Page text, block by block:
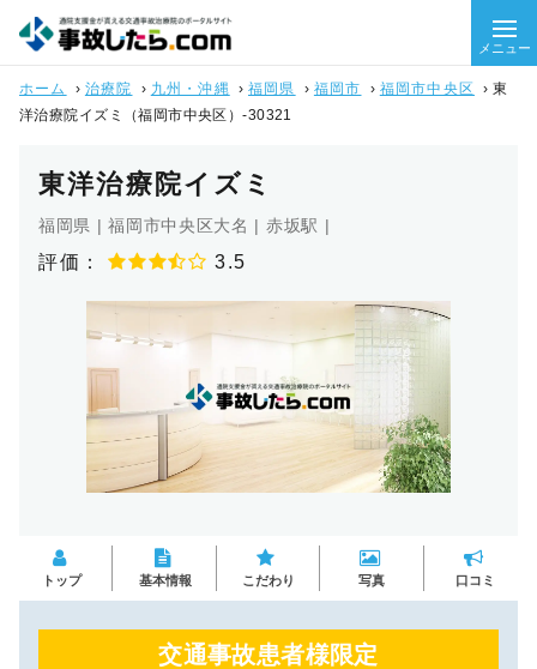
メニュー
ホーム › 治療院 › 九州・沖縄 ›福岡県 › 福岡市 › 福岡市中央区 ›東
洋治療院イズミ（福岡市中央区）-30321
東洋治療院イズミ
福岡県 | 福岡市中央区大名 | 赤坂駅 |
評価： 3.5
トップ 基本情報 こだわり 写真 口コミ
交通事故患者様限定